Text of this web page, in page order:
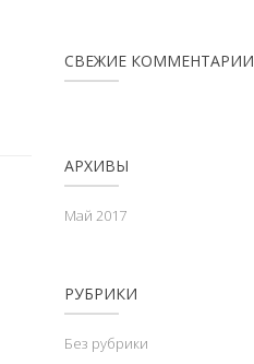
СВЕЖИЕ КОММЕНТАРИИ
АРХИВЫ
Май 2017
РУБРИКИ
Без рубрики